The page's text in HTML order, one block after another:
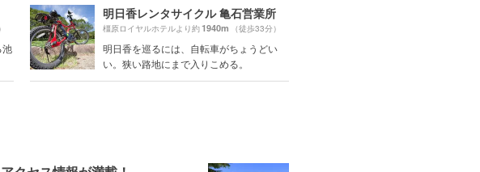
池
明日香レンタサイクル 亀石営業所
橿原ロイヤルホテルより約1940m （徒歩33分）
明日香を巡るには、自転車がちょうどい
い。狭い路地にまで入りこめる。